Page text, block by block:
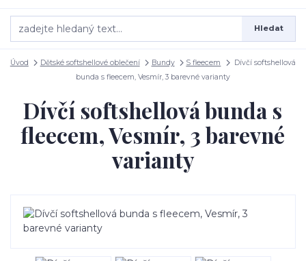
Hledat
Úvod Dětské softshellové oblečení Bundy S fleecem
Dívčí softshellová
bunda s fleecem, Vesmír, 3 barevné varianty
Dívčí softshellová bunda s
fleecem, Vesmír, 3 barevné
varianty